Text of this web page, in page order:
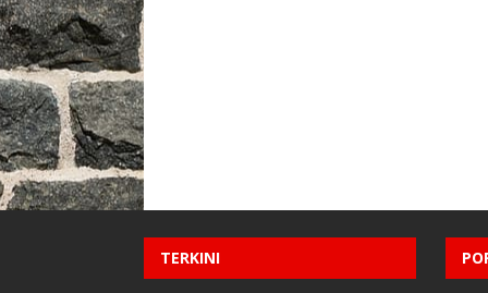
TERKINI